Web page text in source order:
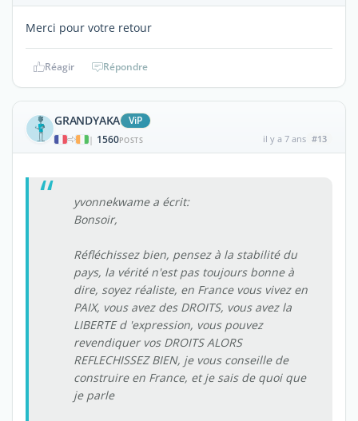
Merci pour votre retour
Réagir Répondre
GRANDYAKA ViP
| 1560POSTS il y a 7 ans #13
yvonnekwame a écrit:
Bonsoir,
Réfléchissez bien, pensez à la stabilité du
pays, la vérité n'est pas toujours bonne à
dire, soyez réaliste, en France vous vivez en
PAIX, vous avez des DROITS, vous avez la
LIBERTE d 'expression, vous pouvez
revendiquer vos DROITS ALORS
REFLECHISSEZ BIEN, je vous conseille de
construire en France, et je sais de quoi que
je parle